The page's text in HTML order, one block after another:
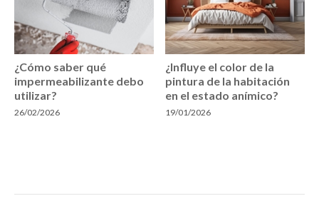
¿Cómo saber qué
impermeabilizante debo
utilizar?
26/02/2026
¿Influye el color de la
pintura de la habitación
en el estado anímico?
19/01/2026